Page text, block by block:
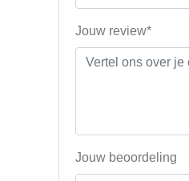
Jouw review*
Jouw beoordeling